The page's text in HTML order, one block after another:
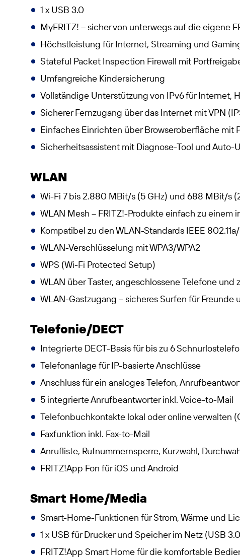
1 x USB 3.0
MyFRITZ! – sicher von unterwegs auf die eigene
Höchstleistung für Internet, Streaming und
Stateful Packet Inspection Firewall mit
Umfangreiche Kindersicherung
Vollständige Unterstützung von IPv6 für Internet,
Sicherer Fernzugang über das Internet mit VPN
Einfaches Einrichten über Browseroberfläche mit
Sicherheitsassistent mit Diagnose-Tool und Auto-
WLAN
Wi-Fi 7 bis 2.880 MBit/s (5 GHz) und 688 MBit/s
WLAN Mesh – FRITZ!-Produkte einfach zu
Kompatibel zu den WLAN-Standards IEEE
WLAN-Verschlüsselung mit WPA3/WPA2
WPS (Wi-Fi Protected Setup)
WLAN über Taster, angeschlossene Telefone
WLAN-Gastzugang – sicheres Surfen für Freunde
Telefonie/DECT
Integrierte DECT-Basis für bis zu 6
Telefonanlage für IP-basierte Anschlüsse
Anschluss für ein analoges Telefon,
5 integrierte Anrufbeantworter inkl. Voice-to-Mail
Telefonbuchkontakte lokal oder online verwalten
Faxfunktion inkl. Fax-to-Mail
Anrufliste, Rufnummernsperre, Kurzwahl,
FRITZ!App Fon für iOS und Android
Smart Home/Media
Smart-Home-Funktionen für Strom, Wärme und
1 x USB für Drucker und Speicher im Netz (USB
FRITZ!App Smart Home für die komfortable